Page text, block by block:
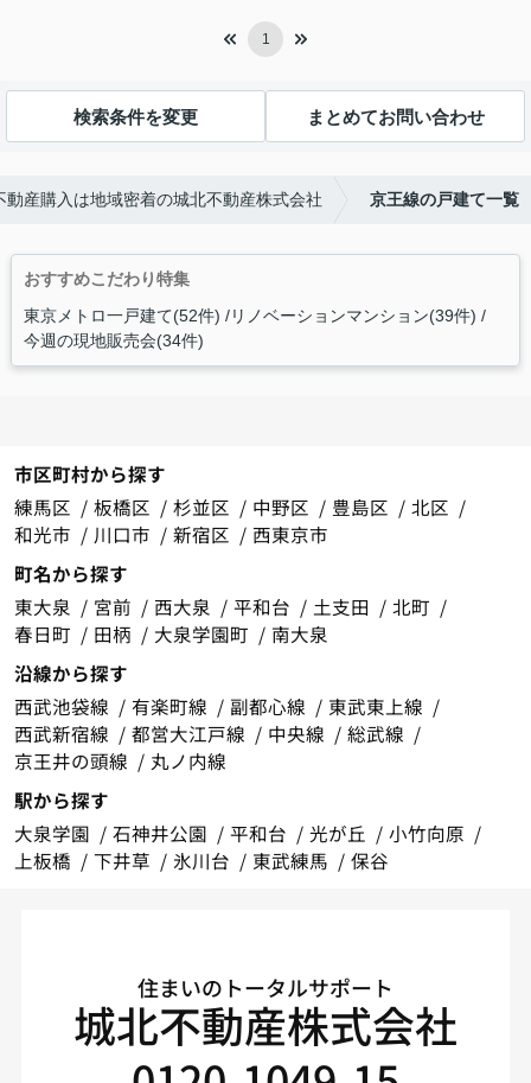
1
検索条件を変更 まとめてお問い合わせ
動産購入は地域密着の城北不動産株式会社 京王線の戸建て一覧
おすすめこだわり特集
東京メトロ一戸建て(52件) リノベーションマンション(39件)
今週の現地販売会(34件)
市区町村から探す
練馬区
板橋区 杉並区 中野区 豊島区
北区
和光市
川口市 新宿区
西東京市
町名から探す
東大泉
宮前 西大泉 平和台 土支田
北町
春日町
田柄 大泉学園町
南大泉
沿線から探す
西武池袋線
有楽町線 副都心線
東武東上線
西武新宿線
都営大江戸線 中央線
総武線
京王井の頭線
丸ノ内線
駅から探す
大泉学園
石神井公園 平和台 光が丘
小竹向原
上板橋
下井草 氷川台 東武練馬 保谷
住まいのトータルサポート
城北不動産株式会社